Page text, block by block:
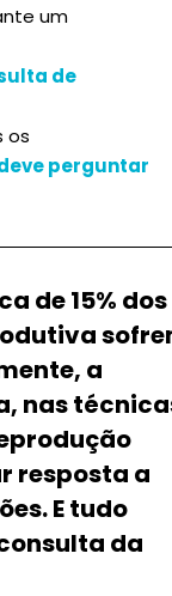
um
de
os
perguntar
de 15% dos
a
nas
resposta a
E tudo
da